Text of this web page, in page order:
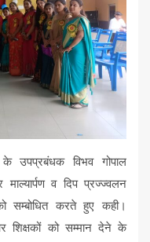
उपप्रबंधक विभव गोपाल
व दिप प्रज्ज्वलन
सम्बोधित करते हुए कही।
शिक्षकों को सम्मान देने के